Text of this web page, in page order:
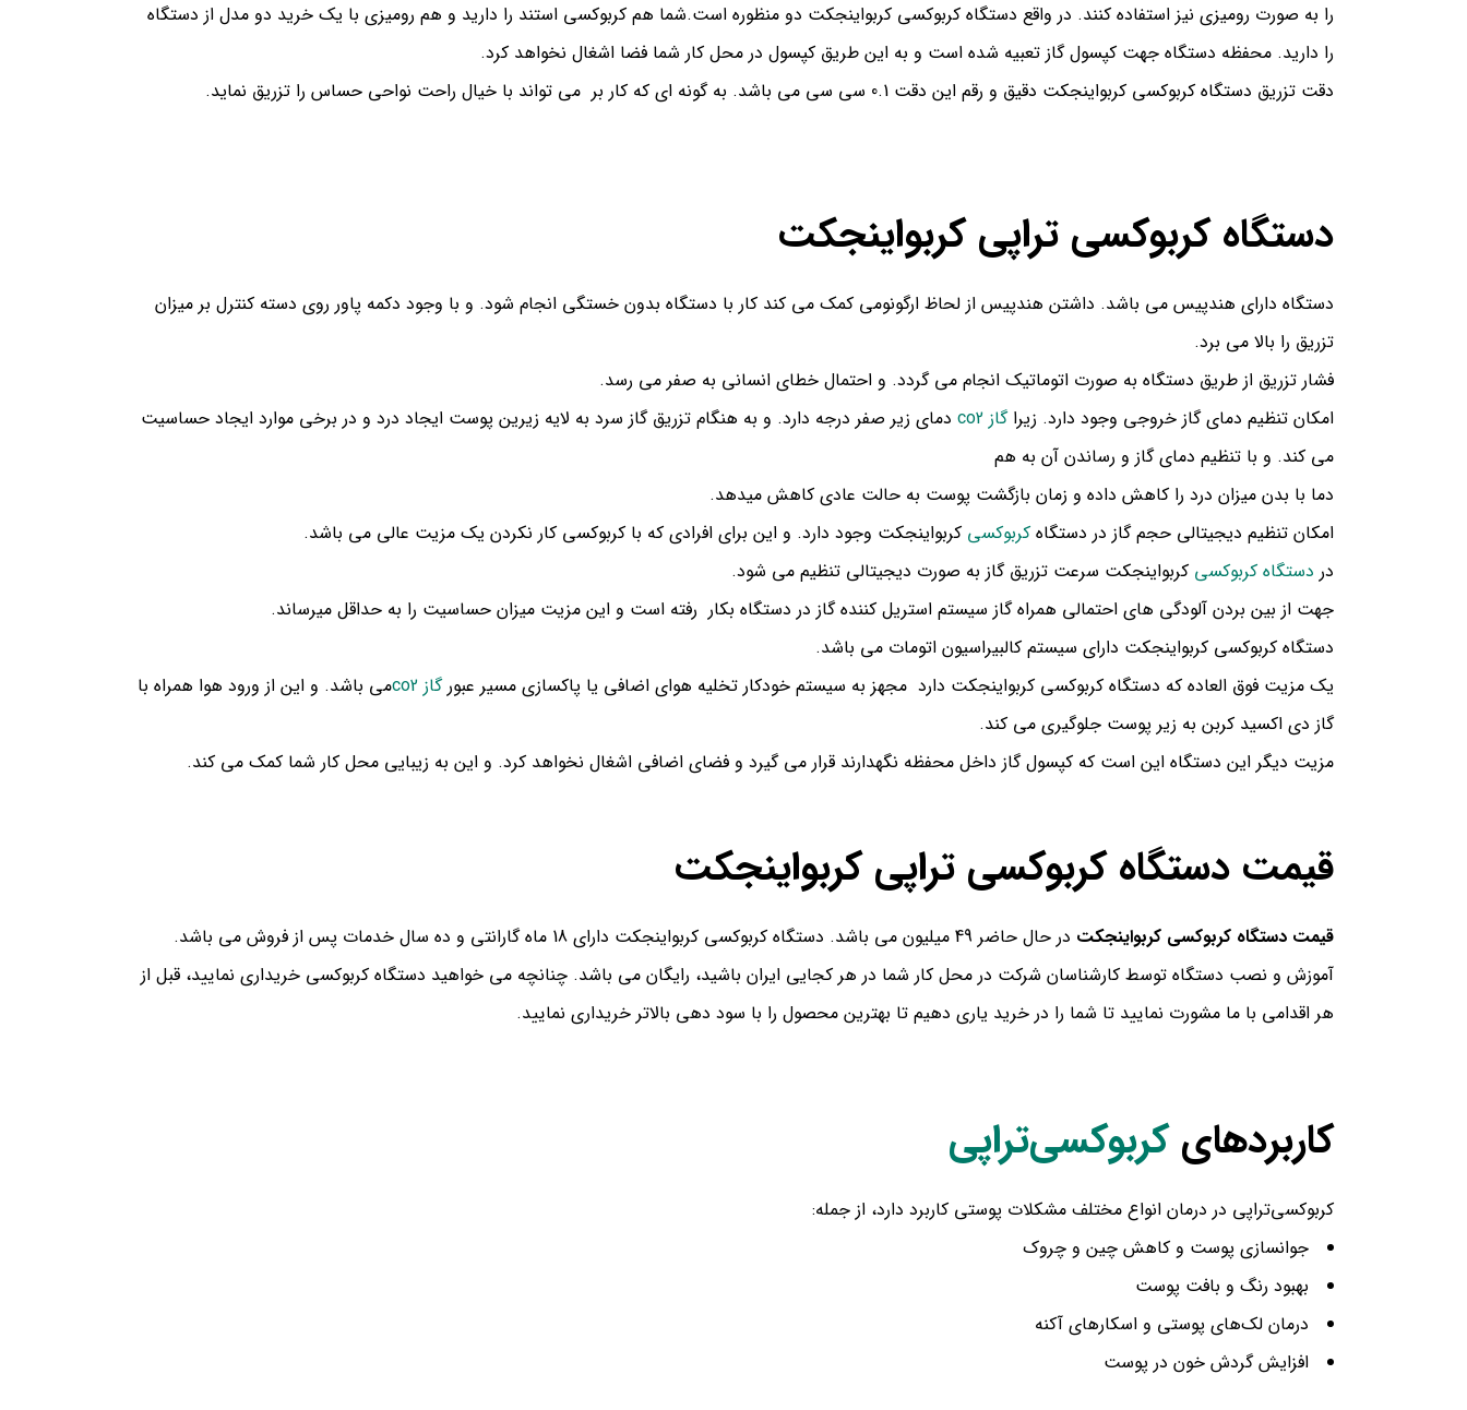
را به صورت رومیزی نیز استفاده کنند. در واقع دستگاه کربوکسی کربواینجکت دو منظوره است.شما هم کربوکسی استند را دارید و هم رومیزی با یک خرید دو مدل از دستگاه
را دارید. محفظه دستگاه جهت کپسول گاز تعبیه شده است و به این طریق کپسول در محل کار شما فضا اشغال نخواهد کرد.
دقت تزریق دستگاه کربوکسی کربواینجکت دقیق و رقم این دقت 0.1 سی سی می باشد. به گونه ای که کار بر می تواند با خیال راحت نواحی حساس را تزریق نماید.
دستگاه کربوکسی تراپی کربواینجکت
دستگاه دارای هندپیس می باشد. داشتن هندپیس از لحاظ ارگونومی کمک می کند کار با دستگاه بدون خستگی انجام شود. و با وجود دکمه پاور روی دسته کنترل بر میزان
تزریق را بالا می برد.
فشار تزریق از طریق دستگاه به صورت اتوماتیک انجام می گردد. و احتمال خطای انسانی به صفر می رسد.
امکان تنظیم دمای گاز خروجی وجود دارد. زیراگاز co2
دمای زیر صفر درجه دارد. و به هنگام تزریق گاز سرد به لایه زیرین پوست ایجاد درد و در برخی موارد ایجاد حساسیت
می کند. و با تنظیم دمای گاز و رساندن آن به هم
دما با بدن میزان درد را کاهش داده و زمان بازگشت پوست به حالت عادی کاهش میدهد.
امکان تنظیم دیجیتالی حجم گاز در دستگاه کربوکسی کربواینجکت وجود دارد. و این برای افرادی که با کربوکسی کار نکردن یک مزیت عالی می باشد.
در دستگاه کربوکسی کربواینجکت سرعت تزریق گاز به صورت دیجیتالی تنظیم می شود.
جهت از بین بردن آلودگی های احتمالی همراه گاز سیستم استریل کننده گاز در دستگاه بکار رفته است و این مزیت میزان حساسیت را به حداقل میرساند.
دستگاه کربوکسی کربواینجکت دارای سیستم کالبیراسیون اتومات می باشد.
یک مزیت فوق العاده که دستگاه کربوکسی کربواینجکت دارد مجهز به سیستم خودکار تخلیه هوای اضافی یا پاکسازی مسیر عبورگاز co2
می باشد. و این از ورود هوا همراه با
گاز دی اکسید کربن به زیر پوست جلوگیری می کند.
مزیت دیگر این دستگاه این است که کپسول گاز داخل محفظه نگهدارند قرار می گیرد و فضای اضافی اشغال نخواهد کرد. و این به زیبایی محل کار شما کمک می کند.
قیمت دستگاه کربوکسی تراپی کربواینجکت
قیمت دستگاه کربوکسی کربواینجکت
در حال حاضر 49 میلیون می باشد. دستگاه کربوکسی کربواینجکت دارای 18 ماه گارانتی و ده سال خدمات پس از فروش می باشد.
آموزش و نصب دستگاه توسط کارشناسان شرکت در محل کار شما در هر کجایی ایران باشید، رایگان می باشد. چنانچه می خواهید دستگاه کربوکسی خریداری نمایید، قبل از
هر اقدامی با ما مشورت نمایید تا شما را در خرید یاری دهیم تا بهترین محصول را با سود دهی بالاتر خریداری نمایید.
کاربردهایکربوکسی‌تراپی
کربوکسی‌تراپی در درمان انواع مختلف مشکلات پوستی کاربرد دارد، از جمله:
جوانسازی پوست و کاهش چین و چروک
بهبود رنگ و بافت پوست
درمان لک‌های پوستی و اسکارهای آکنه
افزایش گردش خون در پوست